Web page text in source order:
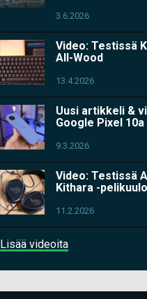
3.6.2026
Video: Testissä
All-Wood
13.4.2026
Uusi artikkeli &
Google Pixel 10a
9.3.2026
Video: Testissä
Kithara -
11.2.2026
Lisää videoita